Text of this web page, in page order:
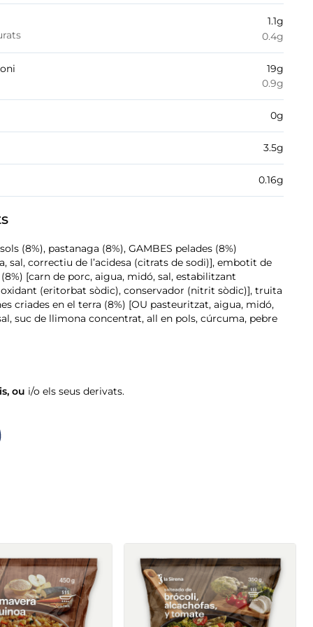
1.1g
0.4g
19g
0.9g
0g
3.5g
0.16g
(8%), pastanaga (8%), GAMBES pelades (8%)
sal, correctiu de l’acidesa (citrats de sodi)], embotit de
[carn de porc, aigua, midó, sal, estabilitzant
(eritorbat sòdic), conservador (nitrit sòdic)], truita
criades en el terra (8%) [OU pasteuritzat, aigua, midó,
suc de llimona concentrat, all en pols, cúrcuma, pebre
, ou i/o els seus derivats.